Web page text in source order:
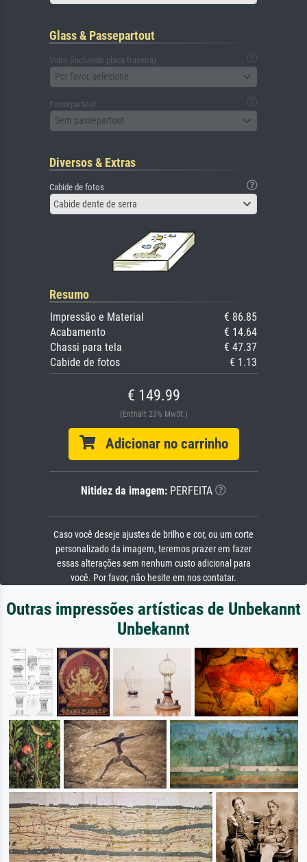
Glass & Passepartout
Vidro (incluindo placa traseira)
Por favor, selecione
Passepartout
Sem passepartout
Diversos & Extras
Cabide de fotos
Cabide dente de serra
Resumo
Impressão e Material
€ 86.85
Acabamento
€ 14.64
Chassi para tela
€ 47.37
Cabide de fotos
€ 1.13
€ 149.99
(Enthält 23% MwSt.)
Adicionar no carrinho
Nitidez da imagem: PERFEITA
Caso você deseje ajustes de brilho e cor, ou um corte
personalizado da imagem, teremos prazer em fazer
essas alterações sem nenhum custo adicional para
você. Por favor, não hesite em nos contatar.
Outras impressões artísticas de Unbekannt
Unbekannt